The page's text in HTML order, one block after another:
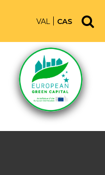
VAL CAS